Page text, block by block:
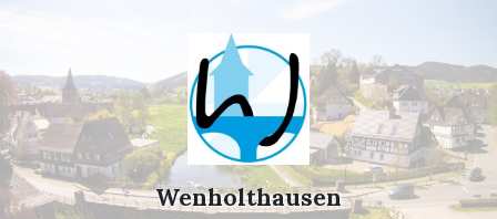
navigation
Wenholthausen